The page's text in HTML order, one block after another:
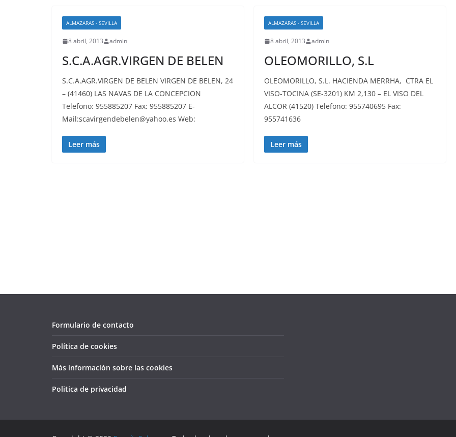
ALMAZARAS - SEVILLA
8 abril, 2013 admin
S.C.A.AGR.VIRGEN DE BELEN
S.C.A.AGR.VIRGEN DE BELEN VIRGEN DE BELEN, 24
– (41460) LAS NAVAS DE LA CONCEPCION
Telefono: 955885207 Fax: 955885207 E-
Mail:scavirgendebelen@yahoo.es Web:
Leer más
ALMAZARAS - SEVILLA
8 abril, 2013 admin
OLEOMORILLO, S.L
OLEOMORILLO, S.L. HACIENDA MERRHA, CTRA EL
VISO-TOCINA (SE-3201) KM 2,130 – EL VISO DEL
ALCOR (41520) Telefono: 955740695 Fax:
955741636
Leer más
Formulario de contacto
Política de cookies
Más información sobre las cookies
Politica de privacidad